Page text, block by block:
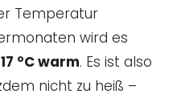
Temperatur
wird es
°C warm. Es ist also
nicht zu heiß –